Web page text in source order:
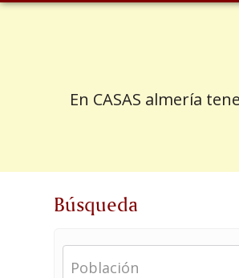
En CASAS almería
Búsqueda
Población